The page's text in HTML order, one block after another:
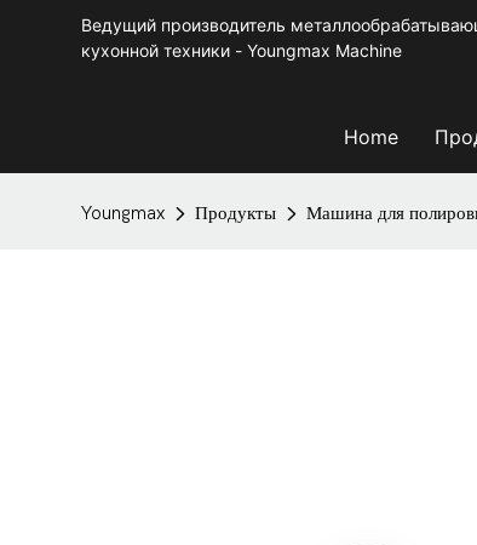
Ведущий производитель
кухонной техники - Youngmax Machine
Home
Youngmax Продукты Машина для